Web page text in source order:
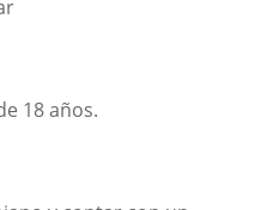
18 años.